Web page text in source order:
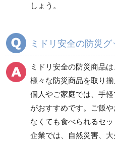
しょう。
ミドリ安全の防災
ミドリ安全の防災商品
様々な防災商品を取り揃
個人やご家庭では、手
がおすすめです。ご飯
なくても食べられるセッ
企業では、自然災害、